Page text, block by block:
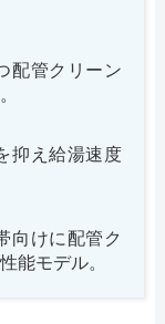
配管クリーン
抑え給湯速度
向けに配管ク
能モデル。